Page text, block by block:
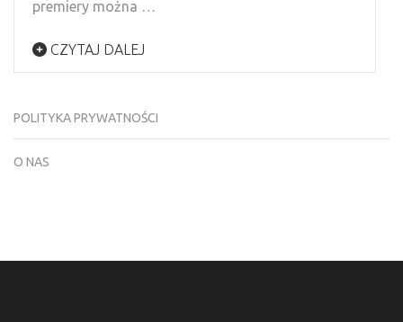
premiery można …
CZYTAJ DALEJ
POLITYKA PRYWATNOŚCI
O NAS